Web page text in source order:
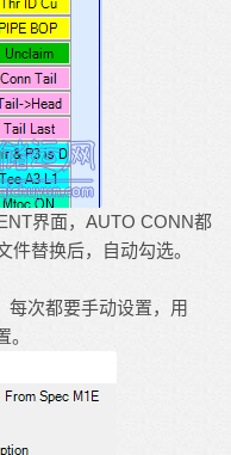
界面，AUTO CONN都
件替换后，自动勾选。
每次都要手动设置，用